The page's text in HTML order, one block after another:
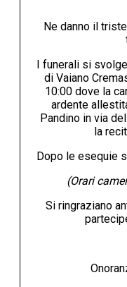
Ne danno il
I funerali si
di Vaiano
10:00 dove la
ardente
Pandino in via
la
Dopo le esequie
(Orari
Si ringraziano